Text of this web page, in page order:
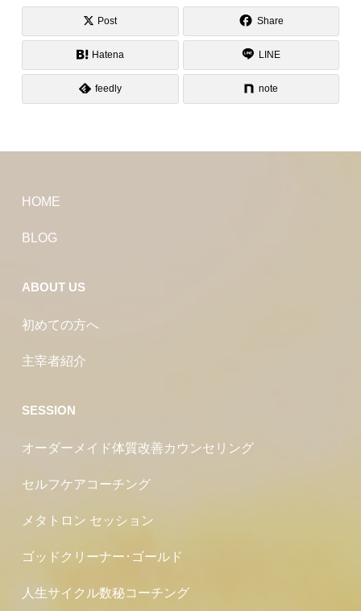
Post Share
Hatena LINE
feedly note
HOME
BLOG
ABOUT US
初めての方へ
主宰者紹介
SESSION
オーダーメイド体質改善カウンセリング
セルフケアコーチング
メタトロン セッション
ゴッドクリーナー･ゴールド
人生サイクル数秘コーチング